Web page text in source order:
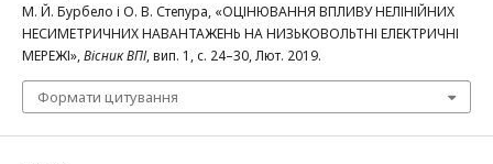
М. Й. Бурбело і О. В. Степура, «ОЦІНЮВАННЯ ВПЛИВУ НЕЛІНІЙНИХ
НЕСИМЕТРИЧНИХ НАВАНТАЖЕНЬ НА НИЗЬКОВОЛЬТНІ ЕЛЕКТРИЧНІ
МЕРЕЖІ»,Вісник ВПІ, вип. 1, с. 24–30, Лют. 2019.
Формати цитування